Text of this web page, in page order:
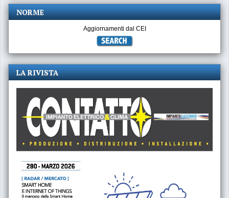
NORME
Aggiornamenti dal CEI
LA RIVISTA